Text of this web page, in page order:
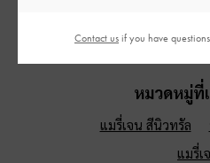
หมวดหมู่ที่
แมรี่เจน สีนิวทรัล
แมรี่เ
Contact us if you have